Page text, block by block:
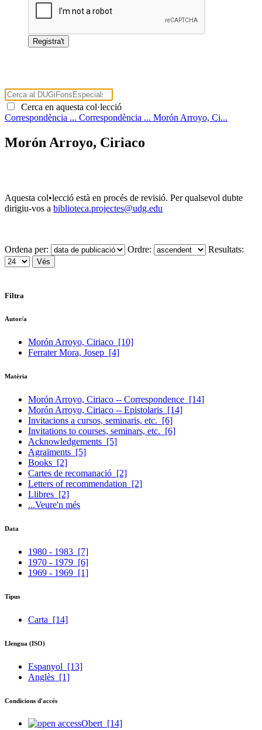
Cerca en aquesta col·lecció
Correspondència ... Correspondència ... Morón Arroyo, Ci...
Morón Arroyo, Ciriaco
Aquesta col•lecció està en procés de revisió. Per qualsevol dubte
dirigiu-vos a biblioteca.projectes@udg.edu
Ordena per: Ordre: Resultats:
Filtra
Autor/a
Morón Arroyo, Ciriaco [10]
Ferrater Mora, Josep [4]
Matèria
Morón Arroyo, Ciriaco -- Correspondence [14]
Morón Arroyo, Ciriaco -- Epistolaris [14]
Invitacions a cursos, seminaris, etc. [6]
Invitations to courses, seminars, etc. [6]
Acknowledgements [5]
Agraïments [5]
Books [2]
Cartes de recomanació [2]
Letters of recommendation [2]
Llibres [2]
...Veure'n més
Data
1980 - 1983 [7]
1970 - 1979 [6]
1969 - 1969 [1]
Tipus
Carta [14]
Llengua (ISO)
Espanyol [13]
Anglès [1]
Condicions d'accés
Obert [14]